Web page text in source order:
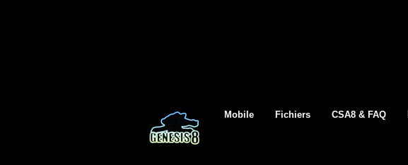
Mobile Fichiers CSA8 & FAQ